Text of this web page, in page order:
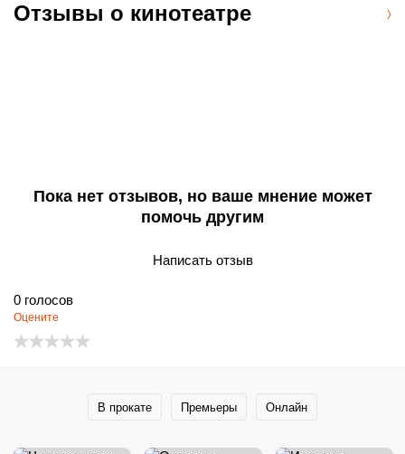
Отзывы о кинотеатре
Пока нет отзывов, но ваше мнение может
помочь другим
Написать отзыв
0 голосов
Оцените
В прокате Премьеры Онлайн